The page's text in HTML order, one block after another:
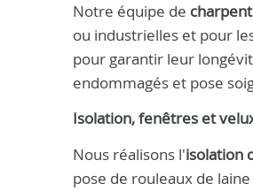
Notre équipe de
ou industrielles et pour
pour garantir leur
endommagés et pose
Isolation, fenêtres et
Nous réalisons l'isolation
pose de rouleaux de